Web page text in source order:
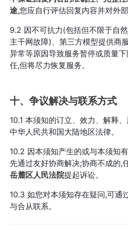
途,您应自行评估回复内容并对外部
9.2 因不可抗力(包括但不限于自
主干网故障)、第三方模型提供商
异常等原因导致服务暂停或质量
任,但将尽力恢复服务。
十、争议解决与联系方式
10.1 本须知的订立、效力、解释
中华人民共和国大陆地区法律。
10.2 因本须知产生的或与本须知
先通过友好协商解决;协商不成的,
岳麓区人民法院提起诉讼。
10.3 如您对本须知存在疑问,可通
与合从联系。